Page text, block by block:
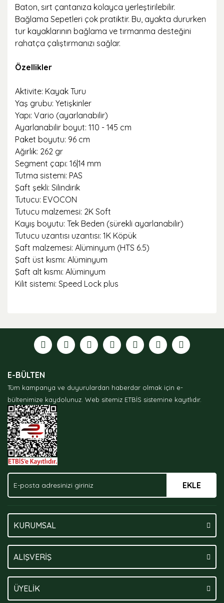
Baton, sırt çantanıza kolayca yerleştirilebilir.
Bağlama Sepetleri çok pratiktir. Bu, ayakta dururken
tur kayaklarının bağlama ve tırmanma desteğini
rahatça çalıştırmanızı sağlar.
Özellikler
Aktivite: Kayak Turu
Yaş grubu: Yetişkinler
Yapı: Vario (ayarlanabilir)
Ayarlanabilir boyut: 110 - 145 cm
Paket boyutu: 96 cm
Ağırlık: 262 gr
Segment çapı: 16|14 mm
Tutma sistemi: PAS
Şaft şekli: Silindirik
Tutucu: EVOCON
Tutucu malzemesi: 2K Soft
Kayış boyutu: Tek Beden (sürekli ayarlanabilir)
Tutucu uzantısı uzantısı: 1K Köpük
Şaft malzemesi: Alüminyum (HTS 6.5)
Şaft üst kısmı: Alüminyum
Şaft alt kısmı: Alüminyum
Kilit sistemi: Speed ​​Lock plus
formunu kullanarak tarafımıza iletebilirsiniz.
Görüş ve önerileriniz için teşekkür ederiz.
Ürün açıklamasında eksik bilgiler bulunuyor.
Ürün bilgilerinde hatalar bulunuyor.
Ürün fiyatı diğer sitelerden daha pahalı.
Bu ürüne benzer farklı alternatifler olmalı.
E-BÜLTEN
Tüm kampanya ve duyurulardan haberdar olmak için e-
bültenimize kaydolunuz. Web sitemiz ETBİS sistemine kayıtlıdır.
EKLE
KURUMSAL
ALIŞVERİŞ
ÜYELİK